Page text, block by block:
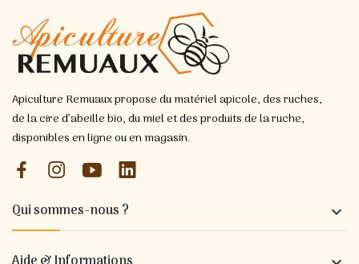
Apiculture Remuaux propose du matériel apicole, des ruches,
de la cire d’abeille bio, du miel et des produits de la ruche,
disponibles en ligne ou en magasin.
Qui sommes-nous ? 